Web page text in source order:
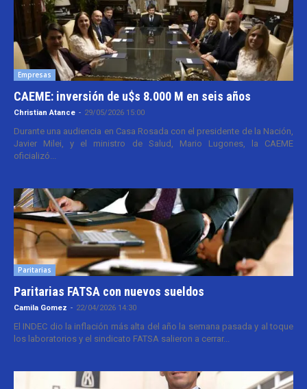
Empresas
CAEME: inversión de u$s 8.000 M en seis años
Christian Atance - 29/05/2026 15:00
Durante una audiencia en Casa Rosada con el presidente de la Nación,
Javier Milei, y el ministro de Salud, Mario Lugones, la CAEME
oficializó...
Paritarias
Paritarias FATSA con nuevos sueldos
Camila Gomez - 22/04/2026 14:30
El INDEC dio la inflación más alta del año la semana pasada y al toque
los laboratorios y el sindicato FATSA salieron a cerrar...